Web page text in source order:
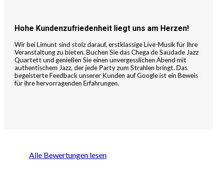
Hohe Kundenzufriedenheit liegt uns am Herzen!
Wir bei Limunt sind stolz darauf, erstklassige Live-Musik für Ihre
Veranstaltung zu bieten. Buchen Sie das Chega de Saudade Jazz
Quartett und genießen Sie einen unvergesslichen Abend mit
authentischem Jazz, der jede Party zum Strahlen bringt. Das
begeisterte Feedback unserer Kunden auf Google ist ein Beweis
für ihre hervorragenden Erfahrungen.
Alle Bewertungen lesen